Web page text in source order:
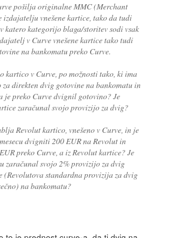
pošilja originalne MMC (Merchant
izdajatelju vnešene kartice, tako da tudi
katero kategorijo blaga/storitev sodi vsak
v Curve vnešene kartice tako tudi
na bankomatu preko Curve.
kartico v Curve, po možnosti tako, ki ima
direkten dvig gotovine na bankomatu in
je preko Curve dvignil gotovino? Je
zaračunal svojo provizijo za dvig?
Revolut kartico, vnešeno v Curve, in je
dvigniti 200 EUR na Revolut in
preko Curve, a iz Revolut kartice? Je
zaračunal svojo 2% provizijo za dvig
(Revolutova standardna provizija za dvig
na bankomatu?